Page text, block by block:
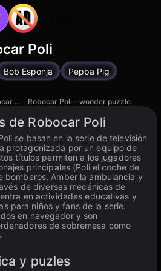
Poli
Bob Esponja Peppa Pig
Páginas para Colorear de Robocar Poly
Robocar Poli - wonder puzzle
de Robocar Poli
se basan en la serie de televisión
protagonizada por un equipo de
títulos permiten a los jugadores
principales (Poli el coche de
bomberos, Amber la ambulancia y
de diversas mecánicas de
en actividades educativas y
para niños y fans de la serie.
en navegador y son
de sobremesa como
y puzles